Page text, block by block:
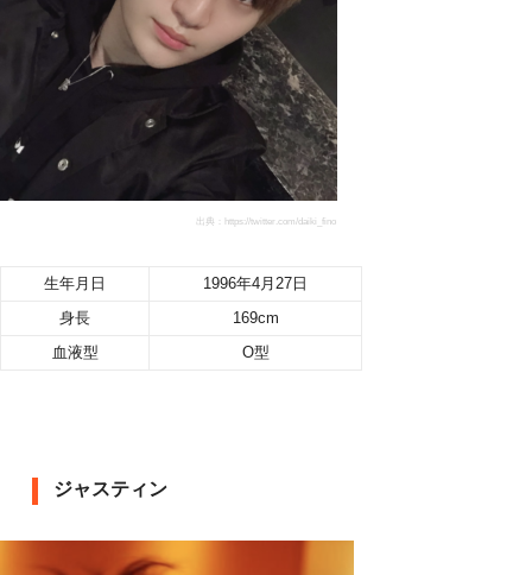
出典：https://twitter.com/daiki_fino
生年月日
1996年4月27日
身長
169cm
血液型
O型
ジャスティン